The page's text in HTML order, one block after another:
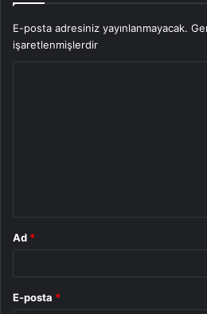
E-posta adresiniz yayınlanmayacak.
işaretlenmişlerdir
Ad *
E-posta *